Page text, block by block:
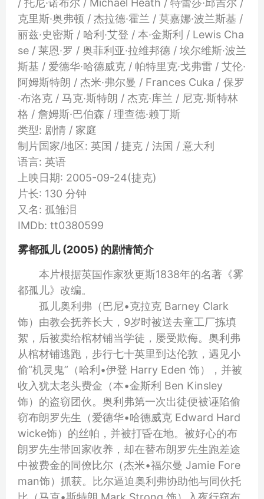
/ 托尼·诺布尔 / Michael Heath / 特蕾莎·邱吉尔 /
克里斯·奥弗顿 / 杰拉德·霍兰 / 莫嘉娜·波兰斯基 /
丽兹·史密斯 / 哈利·艾登 / 本·金斯利 / Lewis Cha
se / 莱恩·罗 / 奥菲利亚·拉维邦德 / 埃尔维斯·波兰
斯基 / 爱德华·哈德威克 / 帕特里克·戈弗雷 / 艾伦·
阿姆斯特朗 / 杰米·弗尔曼 / Frances Cuka / 保罗
·布洛克 / 马克·斯特朗 / 杰克·库兰 / 尼克·斯特林
格 / 詹姆斯·巴伯森 / 理查德·赖丁斯
类型: 剧情 / 家庭
制片国家/地区: 英国 / 捷克 / 法国 / 意大利
语言: 英语
上映日期: 2005-09-24(捷克)
片长: 130 分钟
又名: 孤雏泪
IMDb: tt0380599
雾都孤儿 (2005) 的剧情简介
本片根据英国作家狄更斯1838年的名著《雾
都孤儿》改编。
孤儿奥利弗（巴尼•克拉克 Barney Clark
饰）由教会抚养长大，9岁时被送去童工厂拣填
絮，后被卖给棺材铺当学徒，屡受欺侮。奥利弗
从棺材铺逃跑，步行七十英里到达伦敦，遇见小
偷“机灵鬼”（哈利•伊登 Harry Eden 饰），并被
收入犹太老头费金（本•金斯利 Ben Kinsley
饰）的盗窃团伙。奥利弗第一次出徒便被诬陷偷
窃布朗罗先生（爱德华•哈德威克 Edward Hard
wicke饰）的丝帕，并被打昏在地。被好心的布
朗罗先生带回家收养，却在替布朗罗先生跑差途
中被费金的同僚比尔（杰米•福尔曼 Jamie Fore
man饰）抓获。比尔逼迫奥利弗协助他与同伙托